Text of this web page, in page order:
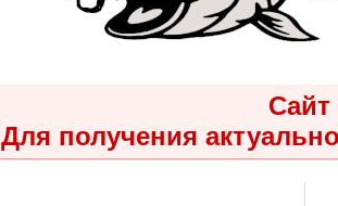
Сайт
Для получения